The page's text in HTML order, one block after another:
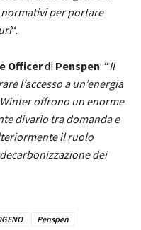
per portare
“.
Officerdi Penspen: “Il
l’accesso a un’energia
offrono un enorme
divario tra domanda e
il ruolo
dei
Penspen